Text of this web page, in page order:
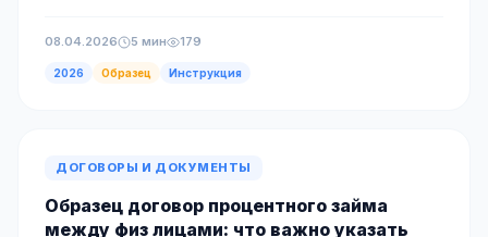
08.04.2026 5 мин 179
2026 Образец Инструкция
ДОГОВОРЫ И ДОКУМЕНТЫ
Образец договор процентного займа
между физ лицами: что важно указать